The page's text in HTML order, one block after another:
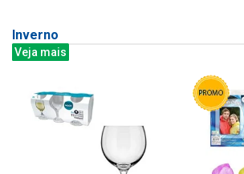
Inverno
Veja mais